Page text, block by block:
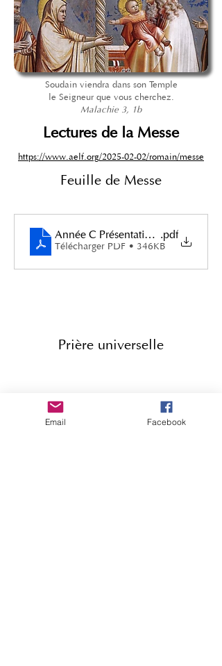
Soudain viendra dans son Temple
le Seigneur que vous cherchez.
Malachie 3, 1b
Lectures de la Messe
https://www.aelf.org/2025-02-02/romain/messe
Feuille de Messe
Année C Présentation du Seigneur
.pdf
Télécharger PDF • 346KB
Prière universelle
C Présentation du Seigneur
.pdf
Email Facebook